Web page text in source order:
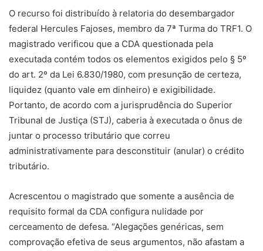
O recurso foi distribuído à relatoria do desembargador
federal Hercules Fajoses, membro da 7ª Turma do TRF1. O
magistrado verificou que a CDA questionada pela
executada contém todos os elementos exigidos pelo § 5º
do art. 2º da Lei 6.830/1980, com presunção de certeza,
liquidez (quanto vale em dinheiro) e exigibilidade.
Portanto, de acordo com a jurisprudência do Superior
Tribunal de Justiça (STJ), caberia à executada o ônus de
juntar o processo tributário que correu
administrativamente para desconstituir (anular) o crédito
tributário.
Acrescentou o magistrado que somente a ausência de
requisito formal da CDA configura nulidade por
cerceamento de defesa. “Alegações genéricas, sem
comprovação efetiva de seus argumentos, não afastam a